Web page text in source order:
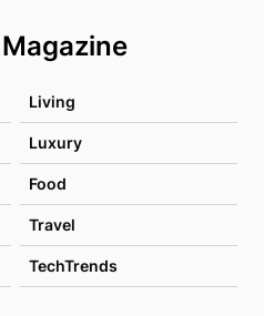
Living
Luxury
Food
Travel
TechTrends